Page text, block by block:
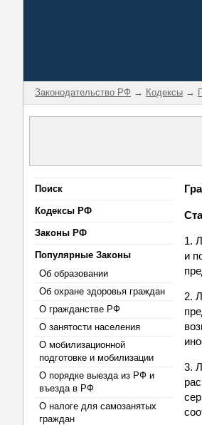
Законодательство РФ → Кодексы →
Поиск
Кодексы РФ
Законы РФ
Популярные Законы
Об образовании
Об охране здоровья граждан
О гражданстве РФ
О занятости населения
О мобилизационной
подготовке и мобилизации
О порядке выезда из РФ и
въезда в РФ
О налоге для самозанятых
граждан
1.
и
2.
3.